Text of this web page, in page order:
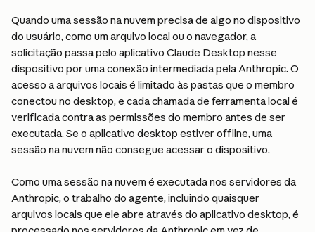
Quando uma sessão na nuvem precisa de algo no dispositivo
do usuário, como um arquivo local ou o navegador, a
solicitação passa pelo aplicativo Claude Desktop nesse
dispositivo por uma conexão intermediada pela Anthropic. O
acesso a arquivos locais é limitado às pastas que o membro
conectou no desktop, e cada chamada de ferramenta local é
verificada contra as permissões do membro antes de ser
executada. Se o aplicativo desktop estiver offline, uma
sessão na nuvem não consegue acessar o dispositivo.
Como uma sessão na nuvem é executada nos servidores da
Anthropic, o trabalho do agente, incluindo quaisquer
arquivos locais que ele abre através do aplicativo desktop, é